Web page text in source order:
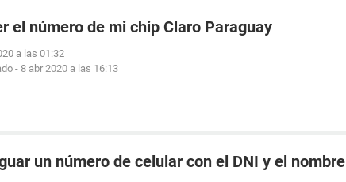
el número de mi chip Claro Paraguay
a las 01:32
- 8 abr 2020 a las 16:13
un número de celular con el DNI y el nombre